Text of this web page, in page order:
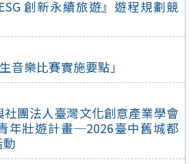
創新永續旅遊』遊程規劃競
音樂比賽實施要點」
團法人臺灣文化創意產業學會
年壯遊計畫─2026臺中舊城都